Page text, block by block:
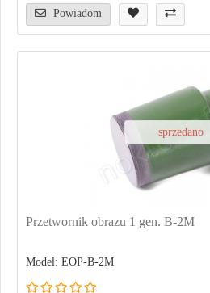
Powiadom
sprzedano
Przetwornik obrazu 1 gen. B-2M
Model: EOP-B-2M